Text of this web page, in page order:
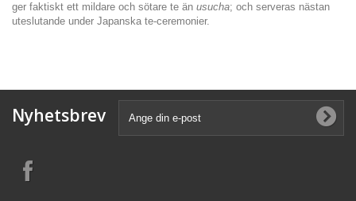
ger faktiskt ett mildare och sötare te än usucha; och serveras nästan
uteslutande under Japanska te-ceremonier.
Nyhetsbrev